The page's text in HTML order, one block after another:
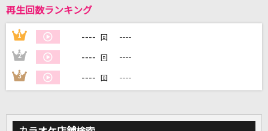
再生回数ランキング
1 ---- 回 ----
2 ---- 回 ----
3 ---- 回 ----